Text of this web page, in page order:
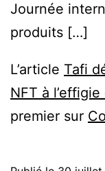
Journée
produits […]
L’article Tafi
NFT à
premier sur